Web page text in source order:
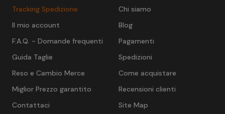
Chi siamo
Blog
Pagamenti
Spedizioni
Come acquistare
Recensioni clienti
Site Map
Tracking Spedizione
Il mio account
F.A.Q. - Domande frequenti
Guida Taglie
Reso e Cambio Merce
Miglior Prezzo garantito
Contattaci